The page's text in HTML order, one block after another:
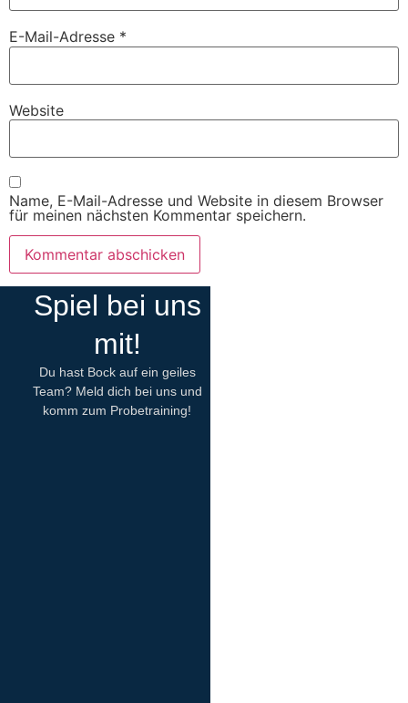
E-Mail-Adresse *
Website
Name, E-Mail-Adresse und Website in diesem Browser
für meinen nächsten Kommentar speichern.
Spiel bei uns
mit!
Du hast Bock auf ein geiles
Team? Meld dich bei uns und
komm zum Probetraining!